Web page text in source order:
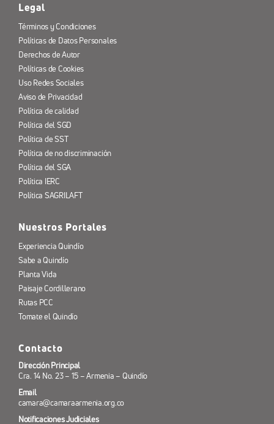
Legal
Términos y Condiciones
Políticas de Datos Personales
Derechos de Autor
Políticas de Cookies
Uso Redes Sociales
Aviso de Privacidad
Política de calidad
Política del SGD
Política de SST
Política de no discriminación
Política del SGA
Política IERC
Política SAGRILAFT
Nuestros Portales
Experiencia Quindío
Sabe a Quindío
Planta Vida
Paisaje Cordillerano
Rutas PCC
Tomate el Quindío
Contacto
Dirección Principal
Cra. 14 No. 23 – 15 – Armenia – Quindío
Email
camara@camaraarmenia.org.co
Notificaciones Judiciales